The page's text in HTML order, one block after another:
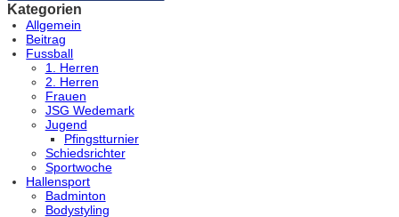
Kategorien
Allgemein
Beitrag
Fussball
1. Herren
2. Herren
Frauen
JSG Wedemark
Jugend
Pfingstturnier
Schiedsrichter
Sportwoche
Hallensport
Badminton
Bodystyling